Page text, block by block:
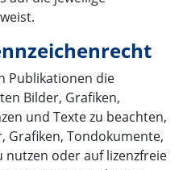
Publikationen die
Bilder, Grafiken,
und Texte zu beachten,
Grafiken, Tondokumente,
nutzen oder auf lizenzfreie